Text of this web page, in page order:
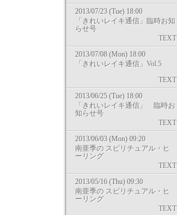
2013/07/23 (Tue) 18:00
「きれいレイキ通信」臨時お知
らせ号
TEXT
2013/07/08 (Mon) 18:00
「きれいレイキ通信」Vol.5
TEXT
2013/06/25 (Tue) 18:00
「きれいレイキ通信」 臨時お
知らせ号
TEXT
2013/06/03 (Mon) 09:20
南亜季の スピリチュアル・ヒ
ーリング
TEXT
2013/05/16 (Thu) 09:30
南亜季の スピリチュアル・ヒ
ーリング
TEXT